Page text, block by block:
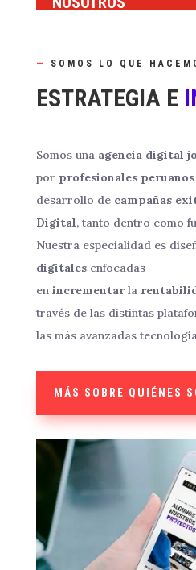
— SOMOS LO QUE
ESTRATEGIA E
Somos una agencia digital
por profesionales peruanos
desarrollo de campañas
Digital, tanto dentro como
Nuestra especialidad es
digitales enfocadas
en incrementarla
través de las distintas
las más avanzadas
MÁS SOBRE QUIÉNES